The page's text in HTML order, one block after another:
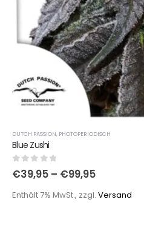
DUTCH PASSION, PHOTOPERIODISCH
Blue Zushi
0out of 5
€39,95 – €99,95
Enthält 7% MwSt., zzgl. Versand